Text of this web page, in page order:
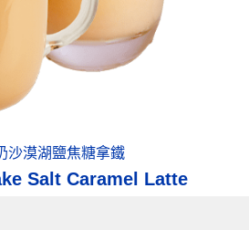
沙漠湖鹽焦糖拿鐵
Salt Caramel Latte